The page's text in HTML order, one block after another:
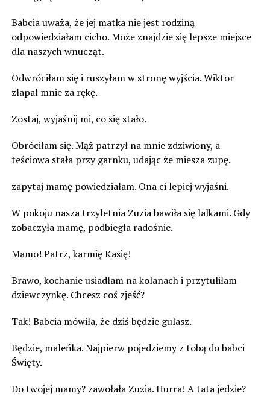
Babcia uważa, że jej matka nie jest rodziną
odpowiedziałam cicho. Może znajdzie się lepsze miejsce
dla naszych wnucząt.
Odwróciłam się i ruszyłam w stronę wyjścia. Wiktor
złapał mnie za rękę.
Zostaj, wyjaśnij mi, co się stało.
Obróciłam się. Mąż patrzył na mnie zdziwiony, a
teściowa stała przy garnku, udając że miesza zupę.
zapytaj mamę powiedziałam. Ona ci lepiej wyjaśni.
W pokoju nasza trzyletnia Zuzia bawiła się lalkami. Gdy
zobaczyła mamę, podbiegła radośnie.
Mamo! Patrz, karmię Kasię!
Brawo, kochanie usiadłam na kolanach i przytuliłam
dziewczynkę. Chcesz coś zjeść?
Tak! Babcia mówiła, że dziś będzie gulasz.
Będzie, maleńka. Najpierw pojedziemy z tobą do babci
Święty.
Do twojej mamy? zawołała Zuzia. Hurra! A tata jedzie?